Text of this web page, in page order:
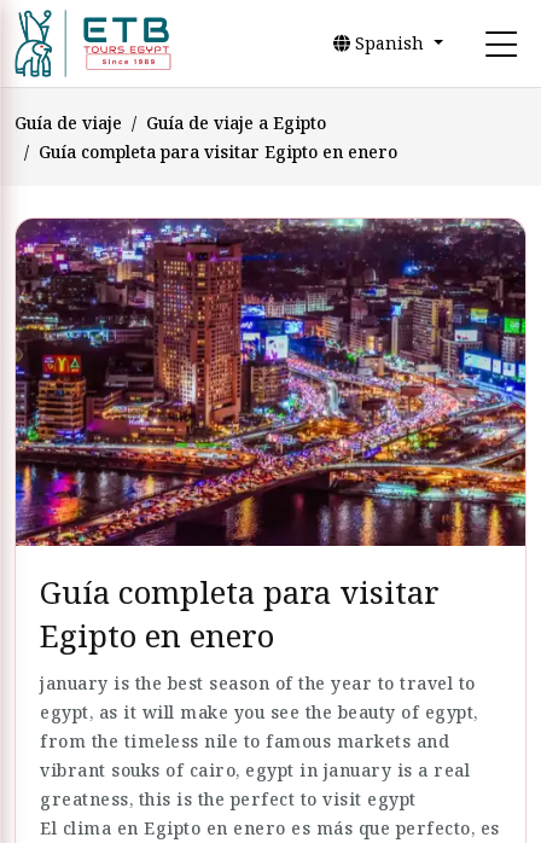
Spanish
Guía de viaje
Guía de viaje a Egipto
Guía completa para visitar Egipto en enero
Guía completa para visitar
Egipto en enero
january is the best season of the year to travel to
egypt, as it will make you see the beauty of egypt,
from the timeless nile to famous markets and
vibrant souks of cairo, egypt in january is a real
greatness, this is the perfect to visit egypt
El clima en Egipto en enero es más que perfecto, es